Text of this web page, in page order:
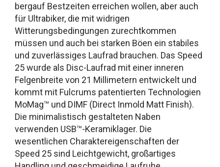
bergauf Bestzeiten erreichen wollen, aber auch
für Ultrabiker, die mit widrigen
Witterungsbedingungen zurechtkommen
müssen und auch bei starken Böen ein stabiles
und zuverlässiges Laufrad brauchen. Das Speed
25 wurde als Disc-Laufrad mit einer inneren
Felgenbreite von 21 Millimetern entwickelt und
kommt mit Fulcrums patentierten Technologien
MoMag™ und DIMF (Direct Inmold Matt Finish).
Die minimalistisch gestalteten Naben
verwenden USB™-Keramiklager. Die
wesentlichen Charaktereigenschaften der
Speed 25 sind Leichtgewicht, großartiges